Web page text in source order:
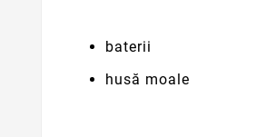
baterii
husă moale